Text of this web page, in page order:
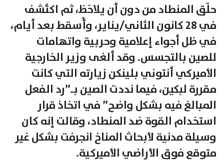
حلّق المنطاد من دون أن يلاحَظ، ثم اكتُشف
في 28 كانون الثاني/يناير، وأُسقط بعد أيام،
في ظل أجواء إعلامية وحربية واتهامات
للصين بالتجسس. وقد ألغى وزير الخارجية
الأميركي أنتوني بلينكن زيارته التي كانت
مقررة لبكين، فيما نددت الصين بـ”رد الفعل
المبالغ فيه بشكل واضح” في اتخاذ قرار
استخدام القوة ضد المنطاد، وقالت إنه كان
وسيلة مدنية لأبحاث المناخ انجرفت بشكل غير
متوقع فوق الأراضي الأميركية.